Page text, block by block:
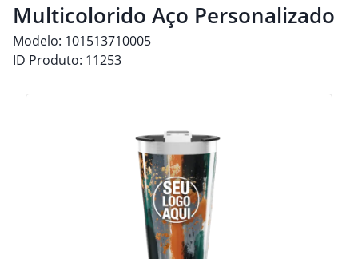
Multicolorido Aço Personalizado
Modelo: 101513710005
ID Produto: 11253